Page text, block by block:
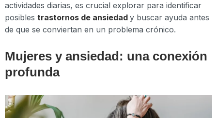
actividades diarias, es crucial explorar para identificar
posibles trastornos de ansiedad y buscar ayuda antes
de que se conviertan en un problema crónico.
Mujeres y ansiedad: una conexión
profunda